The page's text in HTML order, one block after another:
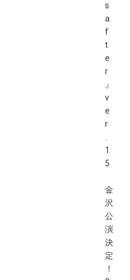
s
a
f
t
e
r
』
v
e
r
.
1
5
金
沢
公
演
決
定
！